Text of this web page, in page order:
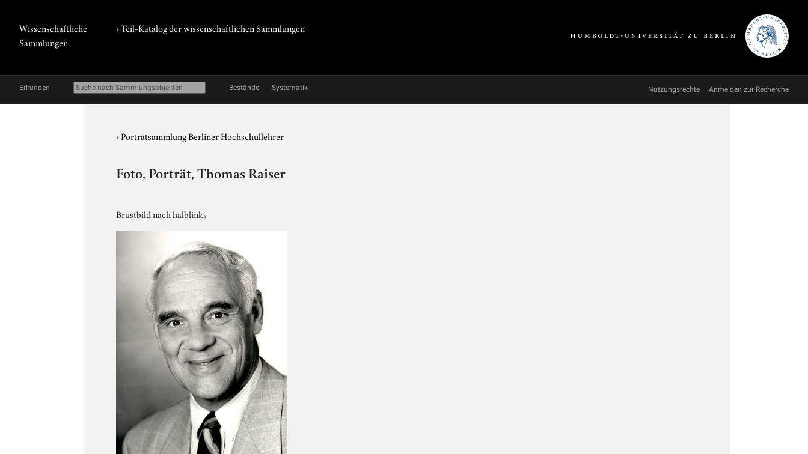
Wissenschaftliche
Sammlungen
› Teil-Katalog der wissenschaftlichen Sammlungen
Erkunden Bestände Systematik Nutzungsrechte Anmelden zur Recherche
›Porträtsammlung Berliner Hochschullehrer
Foto, Porträt, Thomas Raiser
Brustbild nach halblinks